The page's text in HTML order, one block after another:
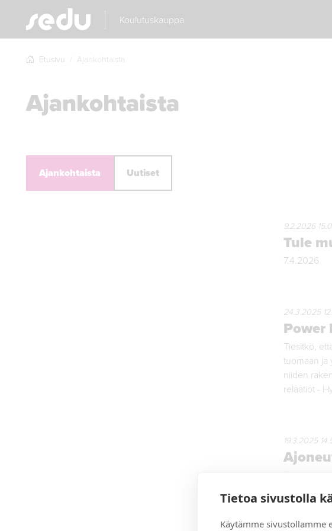
Koulutuskauppa
Etusivu Ajankohtaista
Ajankohtaista
Ajankohtaista Uutiset
9.2.2026
Tule
7.4.2026
24.3.2025
Power
Tiesitkö,
tuomaan ja
niiden
relaatiot -
19.3.2025
Ilmoittaudu
4.10.2024
Tietoa sivustolla
Käytämme sivustollamme